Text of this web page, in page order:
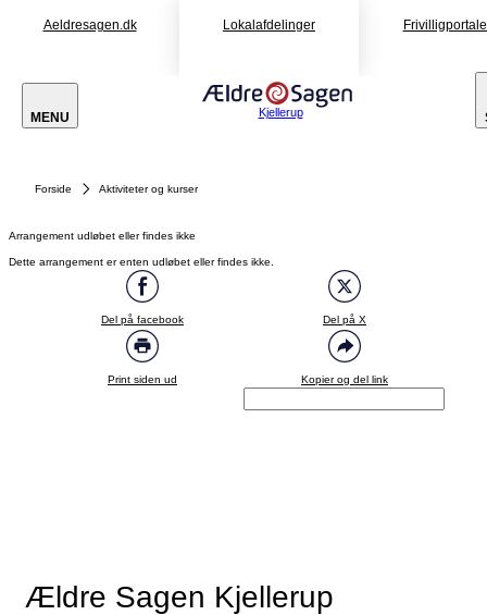
Aeldresagen.dk Lokalafdelinger
MENU Kjellerup
Forside Aktiviteter og kurser
Arrangement udløbet eller findes ikke
Dette arrangement er enten udløbet eller findes ikke.
Del på facebook Del på X
Print siden ud Kopier og del link
Ældre Sagen Kjellerup